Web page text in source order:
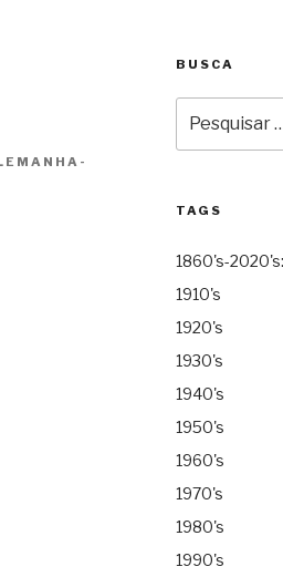
BUSCA
por:
TAGS
1860's-
1910's
1920's
1930's
1940's
1950's
1960's
1970's
1980's
1990's